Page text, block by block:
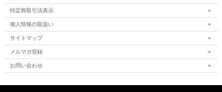
特定商取引法表示
個人情報の取扱い
サイトマップ
メルマガ登録
お問い合わせ